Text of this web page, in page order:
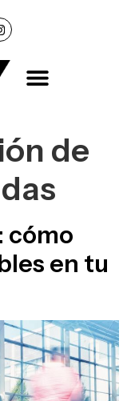
de
cómo
en tu